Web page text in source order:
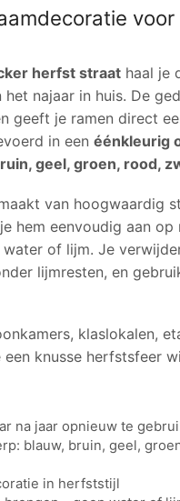
voor
herfst straat haal je
najaar in huis. De
geeft je ramen direct
in een éénkleurig
geel, groen, rood,
van hoogwaardig
hem eenvoudig aan op
water of lijm. Je
lijmresten, en
klaslokalen,
knusse herfstsfeer
na jaar opnieuw te
blauw, bruin, geel,
in herfststijl